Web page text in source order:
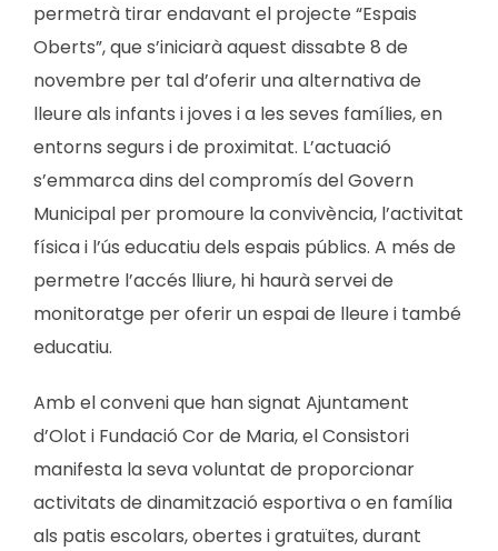
permetrà tirar endavant el projecte “Espais
Oberts”, que s’iniciarà aquest dissabte 8 de
novembre per tal d’oferir una alternativa de
lleure als infants i joves i a les seves famílies, en
entorns segurs i de proximitat. L’actuació
s’emmarca dins del compromís del Govern
Municipal per promoure la convivència, l’activitat
física i l’ús educatiu dels espais públics. A més de
permetre l’accés lliure, hi haurà servei de
monitoratge per oferir un espai de lleure i també
educatiu.
Amb el conveni que han signat Ajuntament
d’Olot i Fundació Cor de Maria, el Consistori
manifesta la seva voluntat de proporcionar
activitats de dinamització esportiva o en família
als patis escolars, obertes i gratuïtes, durant